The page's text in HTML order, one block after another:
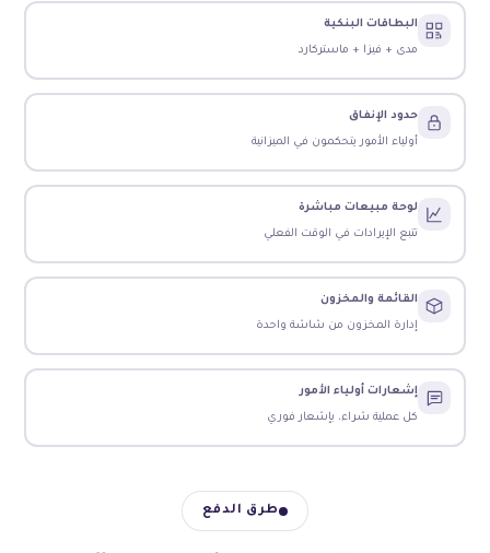
البطاقات البنكية
مدى + فيزا + ماستركارد
حدود الإنفاق
أولياء الأمور يتحكمون في الميزانية
لوحة مبيعات مباشرة
تتبع الإيرادات في الوقت الفعلي
القائمة والمخزون
إدارة المخزون من شاشة واحدة
إشعارات أولياء الأمور
كل عملية شراء، بإشعار فوري
طرق الدفع